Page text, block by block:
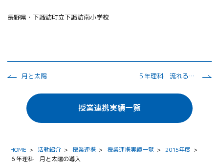
長野県・下諏訪町立下諏訪南小学校
月と太陽 ５年理科 流れる水のはたらき
授業連携実績一覧
HOME > 活動紹介 > 授業連携 > 授業連携実績一覧 > 2015年度 >
６年理科 月と太陽の導入